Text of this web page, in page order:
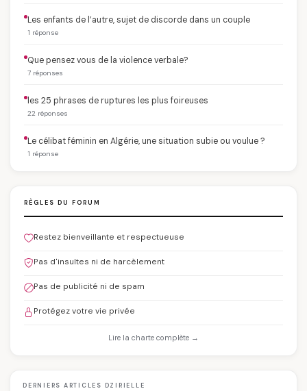
Les enfants de l’autre, sujet de discorde dans un couple
1 réponse
Que pensez vous de la violence verbale?
7 réponses
les 25 phrases de ruptures les plus foireuses
22 réponses
Le célibat féminin en Algérie, une situation subie ou voulue ?
1 réponse
RÈGLES DU FORUM
Restez bienveillante et respectueuse
Pas d'insultes ni de harcèlement
Pas de publicité ni de spam
Protégez votre vie privée
Lire la charte complète →
DERNIERS ARTICLES DZIRIELLE